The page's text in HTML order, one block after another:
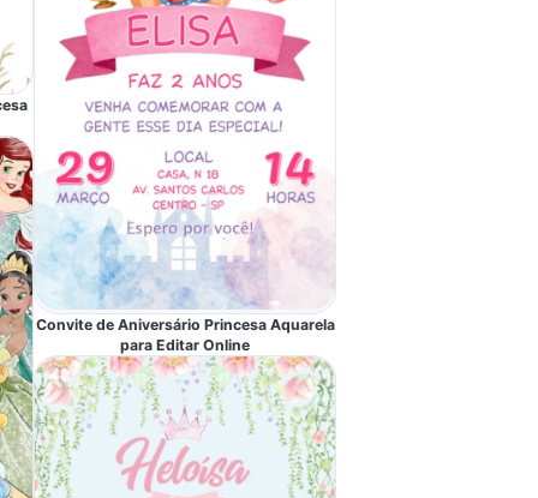
Convite de Aniversário Princesa Aquarela
para Editar Online